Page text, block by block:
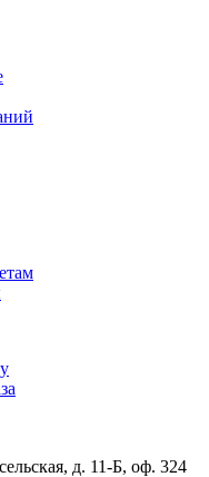
д. 11-Б, оф. 324